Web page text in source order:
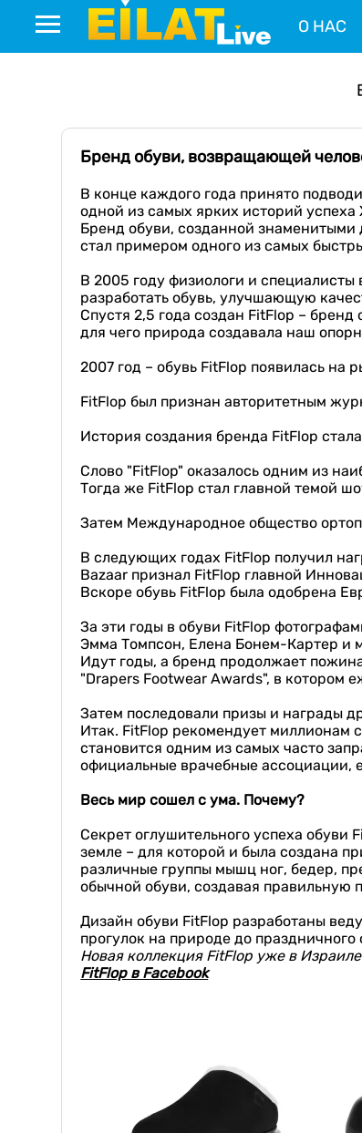
О НАС
Бренд обуви, возвращающей
В конце каждого года принято
одной из самых ярких историй успеха
Бренд обуви, созданной
стал примером одного из самых
В 2005 году физиологи и
разработать обувь, улучшающую
Спустя 2,5 года создан FitFlop –
для чего природа создавала наш
2007 год – обувь FitFlop появилась на
FitFlop был признан авторитетным
История создания бренда FitFlop
Слово "FitFlop" оказалось одним из
Тогда же FitFlop стал главной темой
Затем Международное общество
В следующих годах FitFlop получил
Вazaar признал FitFlop главной
Вскоре обувь FitFlop была одобрена
За эти годы в обуви FitFlop
Эмма Томпсон, Елена Бонем-Картер и
Идут годы, а бренд продолжает
"Drapers Footwear Awards", в котором
Затем последовали призы и награды
Итак. FitFlop рекомендует миллионам
становится одним из самых часто
официальные врачебные
Весь мир сошел с ума. Почему?
Секрет оглушительного успеха
земле – для которой и была создана
различные группы мышц ног, бедер,
обычной обуви, создавая
Дизайн обуви FitFlop разработаны
прогулок на природе до праздничного
Новая коллекция FitFlop уже в
FitFlop в Facebook